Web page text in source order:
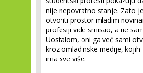
nije nepovratno stanje. Zato
otvoriti prostor mladim
profesiji vide smisao, a ne
Uostalom, oni ga već sami
kroz omladinske medije, kojih
ima sve više.